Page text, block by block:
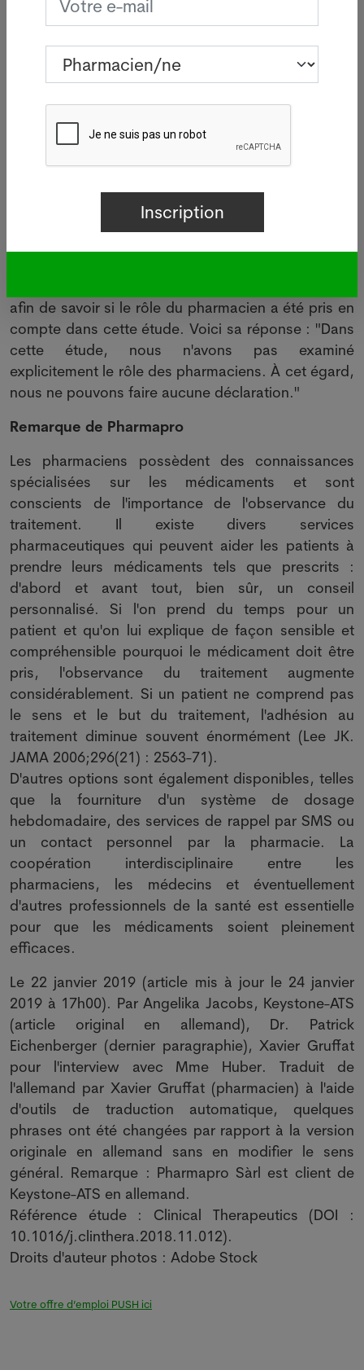
Huber.
Efficacité des médicaments
régulière des médicaments préventifs est bénéfique
: les patients victimes d'une crise cardiaque qui ont
suivi le traitement présentaient donc un risque
taux de mortalité inférieur en général par rapport à
ceux qui n'y ont pas suivi le traitement.
Rôle du pharmacien
afin de savoir si le rôle du pharmacien a été pris en
compte dans cette étude. Voici sa réponse : "Dans
cette étude, nous n'avons pas examiné
explicitement le rôle des pharmaciens. À cet égard,
nous ne pouvons faire aucune déclaration."
Remarque de Pharmapro
Les pharmaciens possèdent des connaissances
spécialisées sur les médicaments et sont
conscients de l'importance de l'observance du
traitement. Il existe divers services
pharmaceutiques qui peuvent aider les patients à
prendre leurs médicaments tels que prescrits :
d'abord et avant tout, bien sûr, un conseil
personnalisé. Si l'on prend du temps pour un
patient et qu'on lui explique de façon sensible et
compréhensible pourquoi le médicament doit être
pris, l'observance du traitement augmente
considérablement. Si un patient ne comprend pas
le sens et le but du traitement, l'adhésion au
traitement diminue souvent énormément (Lee JK.
JAMA 2006;296(21) : 2563-71).
D'autres options sont également disponibles, telles
que la fourniture d'un système de dosage
hebdomadaire, des services de rappel par SMS ou
un contact personnel par la pharmacie. La
coopération interdisciplinaire entre les
pharmaciens, les médecins et éventuellement
d'autres professionnels de la santé est essentielle
pour que les médicaments soient pleinement
efficaces.
Le 22 janvier 2019 (article mis à jour le 24 janvier
2019 à 17h00). Par Angelika Jacobs, Keystone-ATS
(article original en allemand), Dr. Patrick
Eichenberger (dernier paragraphie), Xavier Gruffat
pour l'interview avec Mme Huber. Traduit de
l'allemand par Xavier Gruffat (pharmacien) à l'aide
d'outils de traduction automatique, quelques
phrases ont été changées par rapport à la version
originale en allemand sans en modifier le sens
général. Remarque : Pharmapro Sàrl est client de
Keystone-ATS en allemand.
Référence étude : Clinical Therapeutics (DOI :
10.1016/j.clinthera.2018.11.012).
Droits d'auteur photos : Adobe Stock
Votre offre d’emploi PUSH ici